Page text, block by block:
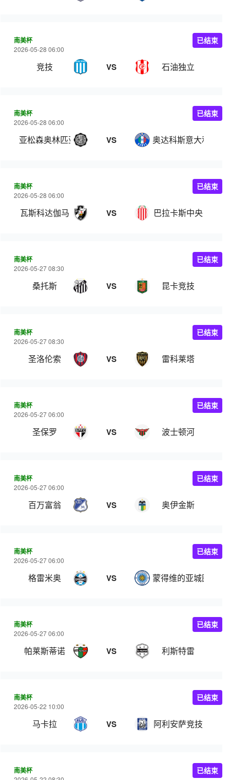
南美杯
2026-05-28 06:00
竞技 VS 石油独立
已结束
南美杯
2026-05-28 06:00
亚松森奥林匹亚 VS 奥达科斯意大利人
已结束
南美杯
2026-05-28 06:00
瓦斯科达伽马 VS 巴拉卡斯中央
已结束
南美杯
2026-05-27 08:30
桑托斯 VS 昆卡竞技
已结束
南美杯
2026-05-27 08:30
圣洛伦索 VS 雷科莱塔
已结束
南美杯
2026-05-27 06:00
圣保罗 VS 波士顿河
已结束
南美杯
2026-05-27 06:00
百万富翁 VS 奥伊金斯
已结束
南美杯
2026-05-27 06:00
格雷米奥 VS 蒙得维的亚城图尔克
已结束
南美杯
2026-05-27 06:00
帕莱斯蒂诺 VS 利斯特雷
已结束
南美杯
2026-05-22 10:00
马卡拉 VS 阿利安萨竞技
已结束
南美杯 已结束